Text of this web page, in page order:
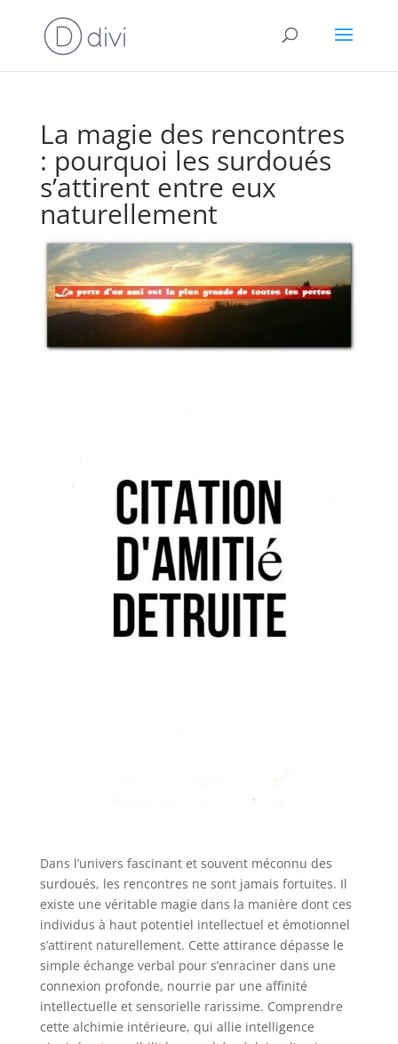
La magie des rencontres
: pourquoi les surdoués
s’attirent entre eux
naturellement
Dans l’univers fascinant et souvent méconnu des
surdoués, les rencontres ne sont jamais fortuites. Il
existe une véritable magie dans la manière dont ces
individus à haut potentiel intellectuel et émotionnel
s’attirent naturellement. Cette attirance dépasse le
simple échange verbal pour s’enraciner dans une
connexion profonde, nourrie par une affinité
intellectuelle et sensorielle rarissime. Comprendre
cette alchimie intérieure, qui allie intelligence